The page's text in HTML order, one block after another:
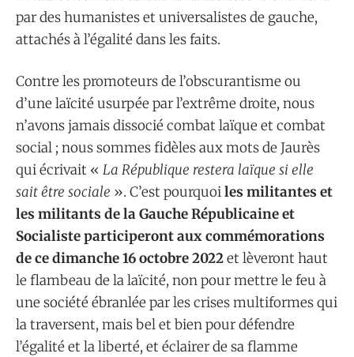
par des humanistes et universalistes de gauche,
attachés à l’égalité dans les faits.
Contre les promoteurs de l’obscurantisme ou
d’une laïcité usurpée par l’extrême droite, nous
n’avons jamais dissocié combat laïque et combat
social ; nous sommes fidèles aux mots de Jaurès
qui écrivait « La République restera laïque si elle
sait être sociale ». C’est pourquoiles militantes et
les militants de la Gauche Républicaine et
Socialiste participeront aux commémorations
de ce dimanche 16 octobre 2022et lèveront haut
le flambeau de la laïcité, non pour mettre le feu à
une société ébranlée par les crises multiformes qui
la traversent, mais bel et bien pour défendre
l’égalité et la liberté, et éclairer de sa flamme